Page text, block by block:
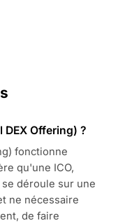
Offering) ?
fonctionne
qu'une ICO,
déroule sur une
ne nécessaire
de faire